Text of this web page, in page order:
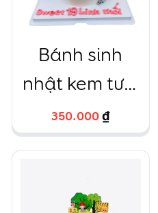
Bánh sinh
nhật kem tươi
tài lộc đô la
chai rượu
350.000₫